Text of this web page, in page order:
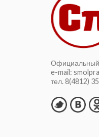
Официальный
e-mail:
тел. 8(4812)